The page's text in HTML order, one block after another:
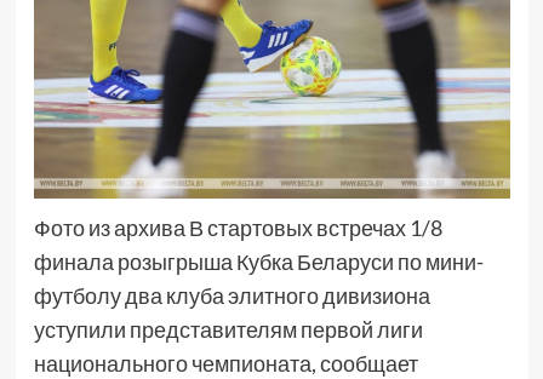
Фото из архива В стартовых встречах 1/8
финала розыгрыша Кубка Беларуси по мини-
футболу два клуба элитного дивизиона
уступили представителям первой лиги
национального чемпионата, сообщает